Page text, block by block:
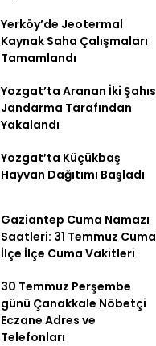
Yerköy’de Jeotermal
Kaynak Saha Çalışmaları
Tamamlandı
Yozgat’ta Aranan İki Şahıs
Jandarma Tarafından
Yakalandı
Yozgat’ta Küçükbaş
Hayvan Dağıtımı Başladı
Gaziantep Cuma Namazı
Saatleri: 31 Temmuz Cuma
İlçe İlçe Cuma Vakitleri
30 Temmuz Perşembe
günü Çanakkale Nöbetçi
Eczane Adres ve
Telefonları